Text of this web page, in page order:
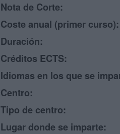
Nota de Corte:
Coste anual (primer curso):
Duración:
Créditos ECTS:
Idiomas en los que se
Centro:
Tipo de centro:
Lugar donde se imparte: